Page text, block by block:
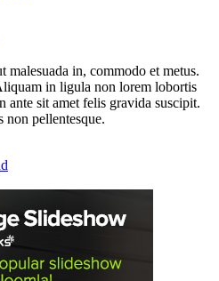
in, commodo et metus.
in ligula non lorem lobortis
ante sit amet felis gravida suscipit.
non pellentesque.